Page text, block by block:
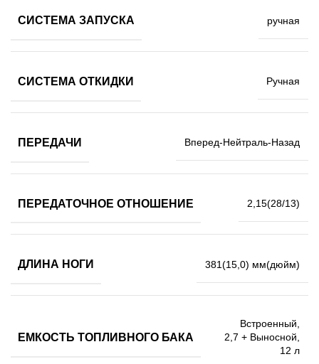
СИСТЕМА ЗАПУСКА ручная
СИСТЕМА ОТКИДКИ Ручная
ПЕРЕДАЧИ Вперед-Нейтраль-Назад
ПЕРЕДАТОЧНОЕ ОТНОШЕНИЕ 2,15(28/13)
ДЛИНА НОГИ 381(15,0) мм(дюйм)
ЕМКОСТЬ ТОПЛИВНОГО БАКА
Встроенный,
2,7 + Выносной,
12 л